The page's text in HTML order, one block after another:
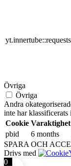
yt.innertube::requests
Övriga
Övriga
Andra
inte har klassificerats
Cookie Varaktighet
pbid
6 months
SPARA OCH
Drivs med
0